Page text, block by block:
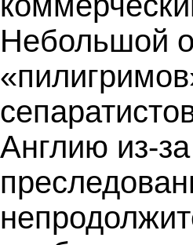
Небольшой
Англию из-